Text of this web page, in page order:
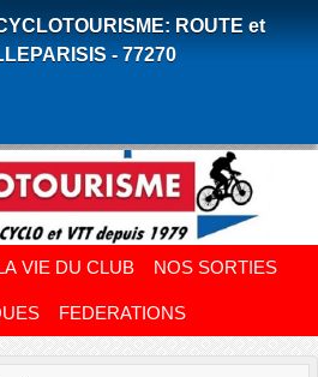
ROUTE et
- 77270
VIE DU CLUB NOS SORTIES
FEDERATIONS